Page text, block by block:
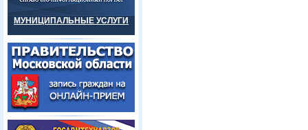
МУНИЦИПАЛЬНЫЕ УСЛУГИ